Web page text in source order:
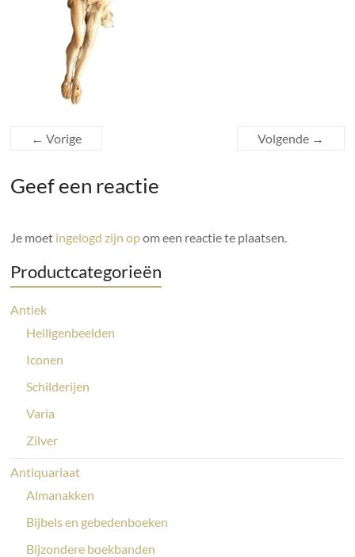
← Vorige Volgende →
Geef een reactie
Je moet ingelogd zijn opom een reactie te plaatsen.
Productcategorieën
Antiek
Heiligenbeelden
Iconen
Schilderijen
Varia
Zilver
Antiquariaat
Almanakken
Bijbels en gebedenboeken
Bijzondere boekbanden